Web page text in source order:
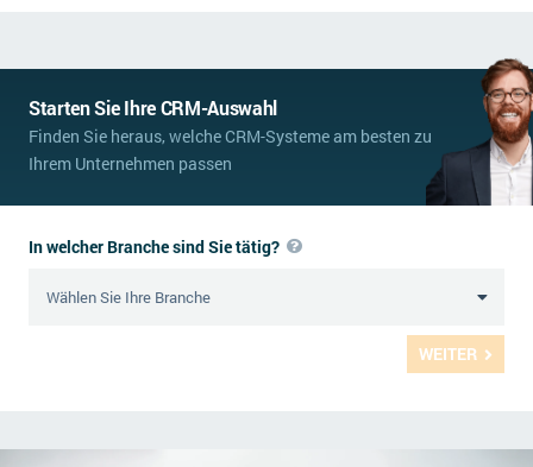
Starten Sie Ihre CRM-Auswahl
Finden Sie heraus, welche CRM-Systeme am besten zu
Ihrem Unternehmen passen
WEITER
In welcher Branche sind Sie tätig?